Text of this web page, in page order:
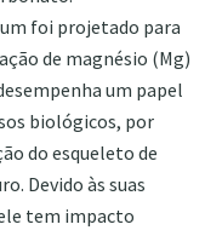
foi projetado para
de magnésio (Mg)
um papel
biológicos, por
do esqueleto de
Devido às suas
tem impacto